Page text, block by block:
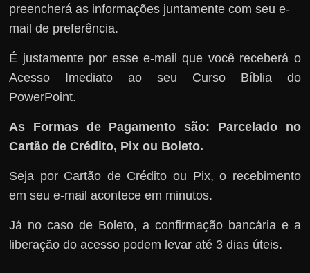
preencherá as informações juntamente com seu e-
mail de preferência.
É justamente por esse e-mail que você receberá o
Acesso Imediato ao seu Curso Bíblia do
PowerPoint.
As Formas de Pagamento são: Parcelado no
Cartão de Crédito, Pix ou Boleto.
Seja por Cartão de Crédito ou Pix, o recebimento
em seu e-mail acontece em minutos.
Já no caso de Boleto, a confirmação bancária e a
liberação do acesso podem levar até 3 dias úteis.